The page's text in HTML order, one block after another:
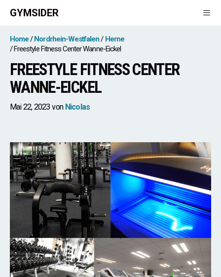
Zum
Inhalt
springen
GYMSIDER
Home Nordrhein-Westfalen
Herne
Freestyle Fitness Center Wanne-Eickel
FREESTYLE FITNESS CENTER
WANNE-EICKEL
Mai 22, 2023 von Nicolas